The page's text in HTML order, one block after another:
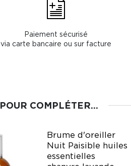
Paiement sécurisé
via carte bancaire ou sur facture
POUR COMPLÉTER...
Brume d'oreiller
Nuit Paisible huiles
essentielles